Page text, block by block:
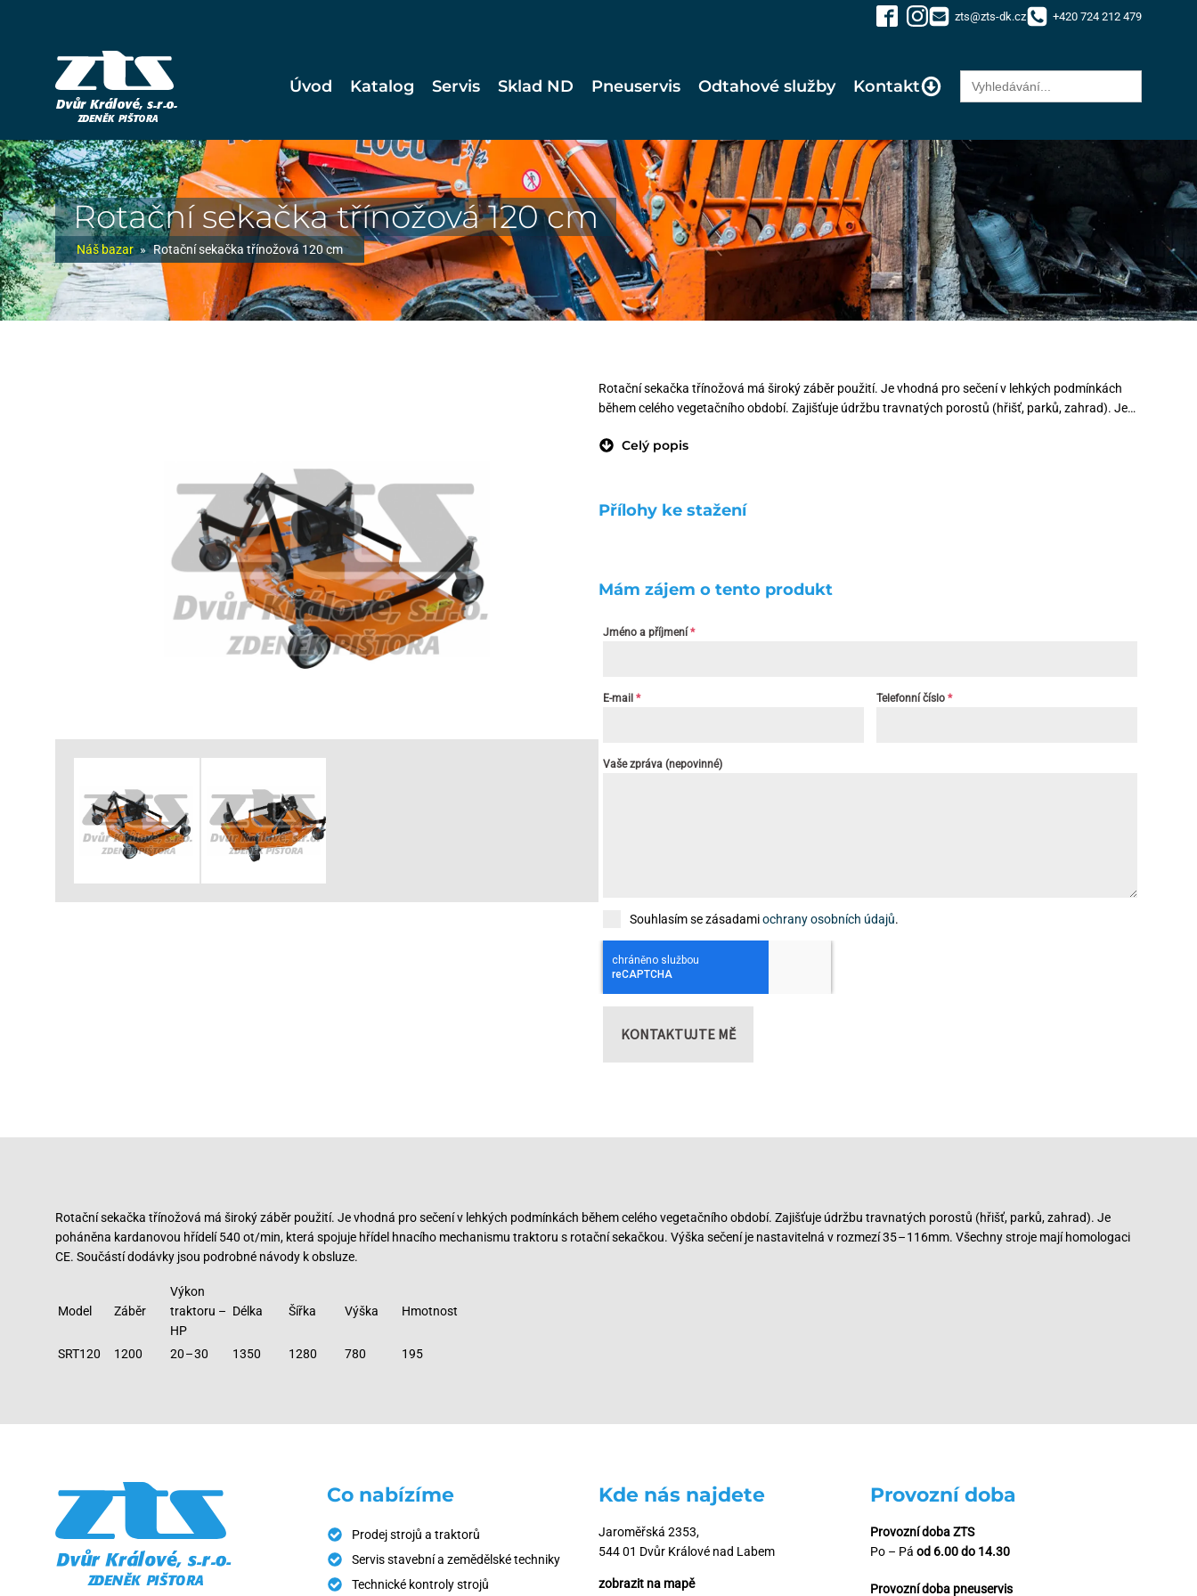
zts@zts-dk.cz +420 724 212 479
Úvod Katalog Servis Sklad ND Pneuservis Odtahové služby Kontakt
Search
for:
Rotační sekačka třínožová 120 cm
Náš bazar » Rotační sekačka třínožová 120 cm
Rotační sekačka třínožová má široký záběr použití. Je vhodná pro sečení v lehkých podmínkách
během celého vegetačního období. Zajišťuje údržbu travnatých porostů (hřišť, parků, zahrad). Je…
Celý popis
Přílohy ke stažení
Mám zájem o tento produkt
Jméno a příjmení *
E-mail * Telefonní číslo *
Vaše zpráva (nepovinné)
Souhlasím se zásadamiochrany osobních údajů.
KONTAKTUJTE MĚ
Rotační sekačka třínožová má široký záběr použití. Je vhodná pro sečení v lehkých podmínkách během celého vegetačního období. Zajišťuje údržbu travnatých porostů (hřišť, parků, zahrad). Je
poháněna kardanovou hřídelí 540 ot/min, která spojuje hřídel hnacího mechanismu traktoru s rotační sekačkou. Výška sečení je nastavitelná v rozmezí 35 – 116mm. Všechny stroje mají homologaci
CE. Součástí dodávky jsou podrobné návody k obsluze.
Model Záběr
Výkon
traktoru –
HP
Délka Šířka Výška Hmotnost
SRT120 1200 20 – 30 1350 1280 780 195
Co nabízíme
Prodej strojů a traktorů
Servis stavební a zemědělské techniky
Technické kontroly strojů
Kde nás najdete
Jaroměřská 2353,
544 01 Dvůr Králové nad Labem
zobrazit na mapě
Provozní doba
Provozní doba ZTS
Po – Pá od 6.00 do 14.30
Provozní doba pneuservis